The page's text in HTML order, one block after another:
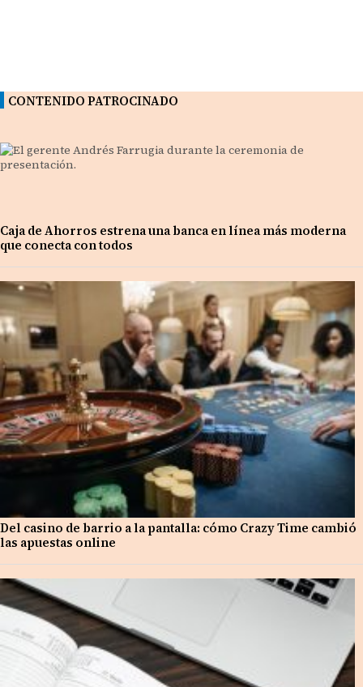
CONTENIDO PATROCINADO
Caja de Ahorros estrena una banca en línea más moderna
que conecta con todos
Del casino de barrio a la pantalla: cómo Crazy Time cambió
las apuestas online